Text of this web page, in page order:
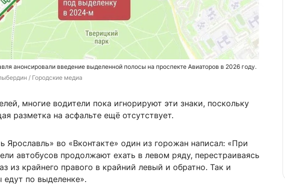
анонсировали введение выделенной полосы на проспекте Авиаторов в 2026 году.
/ Городские медиа
многие водители пока игнорируют эти знаки, поскольку
разметка на асфальте ещё отсутствует.
Ярославль» во «Вконтакте» один из горожан написал: «При
автобусов продолжают ехать в левом ряду, перестраиваясь
из крайнего правого в крайний левый и обратно. Так и
по выделенке».